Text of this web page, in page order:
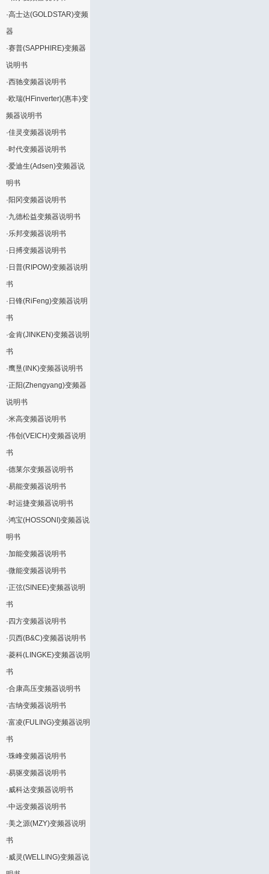
·高士达(GOLDSTAR)变频
器
·赛普(SAPPHIRE)变频器
说明书
·西驰变频器说明书
·欧瑞(HFinverter)(惠丰)变
频器说明书
·佳灵变频器说明书
·时代变频器说明书
·爱迪生(Adsen)变频器说
明书
· 阳冈变频器说明书
·九德松益变频器说明书
·乐邦变频器说明书
· 日搏变频器说明书
· 日普(RIPOW)变频器说明
书
· 日锋(RiFeng)变频器说明
书
·金肯(JINKEN)变频器说明
书
·鹰垦(INK)变频器说明书
·正阳(Zhengyang)变频器
说明书
·米高变频器说明书
·伟创(VEICH)变频器说明
书
·德莱尔变频器说明书
·易能变频器说明书
·时运捷变频器说明书
·鸿宝(HOSSONI)变频器说
明书
·加能变频器说明书
·微能变频器说明书
·正弦(SINEE)变频器说明
书
· 四方变频器说明书
· 贝西(B&C)变频器说明书
·菱科(LINGKE)变频器说明
书
·合康高压变频器说明书
·吉纳变频器说明书
·富凌(FULING)变频器说明
书
·珠峰变频器说明书
·易驱变频器说明书
·威科达变频器说明书
·中远变频器说明书
·美之源(MZY)变频器说明
书
·威灵(WELLING)变频器说